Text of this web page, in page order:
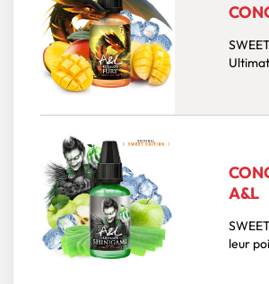
SWEET EDITION Vous voulez le
A&L
SWEET EDITION Goutez ces